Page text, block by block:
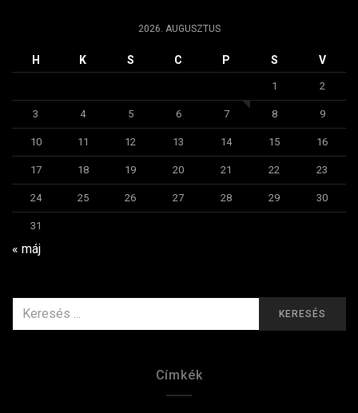
2026. AUGUSZTUS
H K S C P S V
1 2
3 4 5 6 7 8 9
10 11 12 13 14 15 16
17 18 19 20 21 22 23
24 25 26 27 28 29 30
31
« máj
ERRE:
KERESÉS
Címkék